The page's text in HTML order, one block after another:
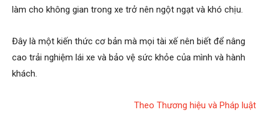
làm cho không gian trong xe trở nên ngột ngạt và khó chịu.
Đây là một kiến thức cơ bản mà mọi tài xế nên biết để nâng
cao trải nghiệm lái xe và bảo vệ sức khỏe của mình và hành
khách.
Theo Thương hiệu và Pháp luật